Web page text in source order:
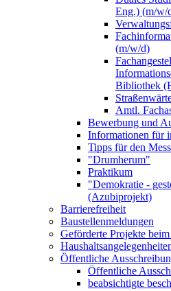
Eng.) (m/w/
(m/w/d)
Bibliothek
Amtl.
Bewerbung und
Informationen für
Tipps für den
"Drumherum"
Praktikum
"Demokratie -
(Azubiprojekt)
Barrierefreiheit
Baustellenmeldungen
Geförderte Projekte
Öffentliche
Öffentliche
beabsichtigte